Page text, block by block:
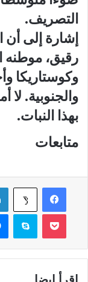
التصريف.
إشارة إلى أن
رقيق، موطنه
وكوستاريكا
والجنوبية.
بهذا النبات.
متابعات
فيسبوك ‫X
سكايب